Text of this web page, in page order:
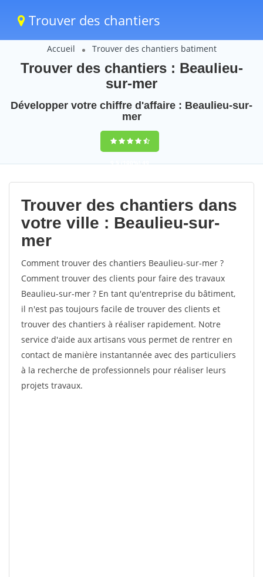
Trouver des chantiers
Accueil Trouver des chantiers batiment
Trouver des chantiers : Beaulieu-
sur-mer
Développer votre chiffre d'affaire : Beaulieu-sur-
mer
9,5(100%)49
votes
Trouver des chantiers dans
votre ville : Beaulieu-sur-
mer
Comment trouver des chantiers Beaulieu-sur-mer ?
Comment trouver des clients pour faire des travaux
Beaulieu-sur-mer ? En tant qu'entreprise du bâtiment,
il n'est pas toujours facile de trouver des clients et
trouver des chantiers à réaliser rapidement. Notre
service d'aide aux artisans vous permet de rentrer en
contact de manière instantannée avec des particuliers
à la recherche de professionnels pour réaliser leurs
projets travaux.